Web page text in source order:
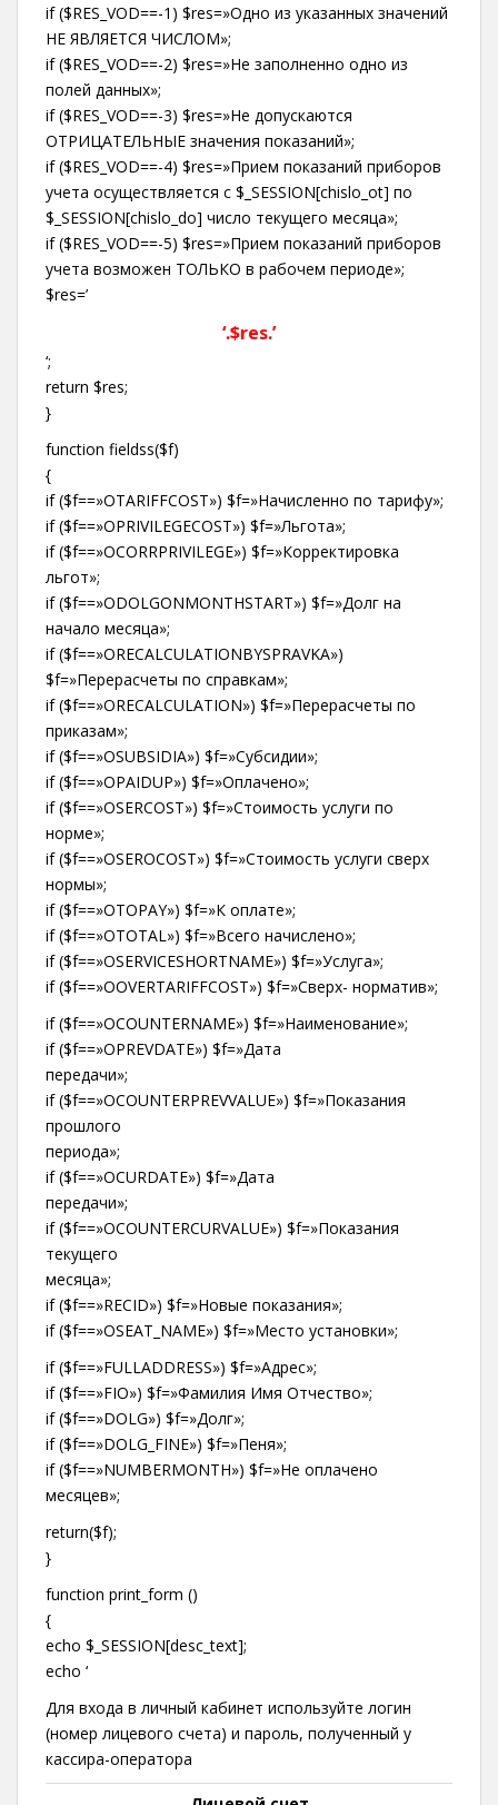
if ($RES_VOD==-1) $res=»Одно из указанных значений
НЕ ЯВЛЯЕТСЯ ЧИСЛОМ»;
if ($RES_VOD==-2) $res=»Не заполненно одно из
полей данных»;
if ($RES_VOD==-3) $res=»Не допускаются
ОТРИЦАТЕЛЬНЫЕ значения показаний»;
if ($RES_VOD==-4) $res=»Прием показаний приборов
учета осуществляется c $_SESSION[chislo_ot] по
$_SESSION[chislo_do] число текущего месяца»;
if ($RES_VOD==-5) $res=»Прием показаний приборов
учета возможен ТОЛЬКО в рабочем периоде»;
$res=’
‘.$res.’
‘;
return $res;
}
function fieldss($f)
{
if ($f==»OTARIFFCOST») $f=»Начисленно по тарифу»;
if ($f==»OPRIVILEGECOST») $f=»Льгота»;
if ($f==»OCORRPRIVILEGE») $f=»Корректировка
льгот»;
if ($f==»ODOLGONMONTHSTART») $f=»Долг на
начало месяца»;
if ($f==»ORECALCULATIONBYSPRAVKA»)
$f=»Перерасчеты по справкам»;
if ($f==»ORECALCULATION») $f=»Перерасчеты по
приказам»;
if ($f==»OSUBSIDIA») $f=»Субсидии»;
if ($f==»OPAIDUP») $f=»Оплачено»;
if ($f==»OSERCOST») $f=»Стоимость услуги по
норме»;
if ($f==»OSEROCOST») $f=»Стоимость услуги сверх
нормы»;
if ($f==»OTOPAY») $f=»К оплате»;
if ($f==»OTOTAL») $f=»Всего начислено»;
if ($f==»OSERVICESHORTNAME») $f=»Услуга»;
if ($f==»OOVERTARIFFCOST») $f=»Сверх- норматив»;
if ($f==»OCOUNTERNAME») $f=»Наименование»;
if ($f==»OPREVDATE») $f=»Дата
передачи»;
if ($f==»OCOUNTERPREVVALUE») $f=»Показания
прошлого
периода»;
if ($f==»OCURDATE») $f=»Дата
передачи»;
if ($f==»OCOUNTERCURVALUE») $f=»Показания
текущего
месяца»;
if ($f==»RECID») $f=»Новые показания»;
if ($f==»OSEAT_NAME») $f=»Место установки»;
if ($f==»FULLADDRESS») $f=»Адрес»;
if ($f==»FIO») $f=»Фамилия Имя Отчество»;
if ($f==»DOLG») $f=»Долг»;
if ($f==»DOLG_FINE») $f=»Пеня»;
if ($f==»NUMBERMONTH») $f=»Не оплачено
месяцев»;
return($f);
}
function print_form ()
{
echo $_SESSION[desc_text];
echo ‘
Для входа в личный кабинет используйте логин
(номер лицевого счета) и пароль, полученный у
кассира-оператора